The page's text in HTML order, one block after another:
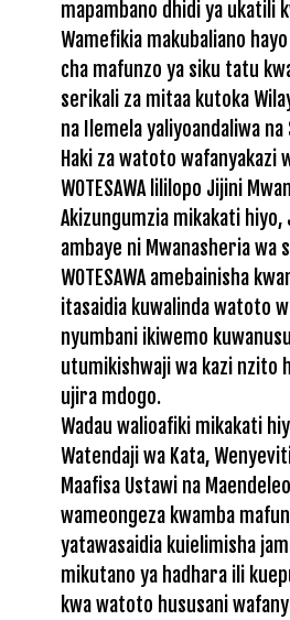
mapambano dhidi ya ukatili
Wamefikia makubaliano
cha mafunzo ya siku tatu
serikali za mitaa kutoka
na Ilemela yaliyoandaliwa
Haki za watoto wafanyakazi
WOTESAWA lililopo Jijini
Akizungumzia mikakati hiyo,
ambaye ni Mwanasheria wa
WOTESAWA amebainisha
itasaidia kuwalinda watoto
nyumbani ikiwemo
utumikishwaji wa kazi nzito
ujira mdogo.
Wadau walioafiki mikakati
Watendaji wa Kata,
Maafisa Ustawi na
wameongeza kwamba
yatawasaidia kuielimisha
mikutano ya hadhara ili
kwa watoto hususani